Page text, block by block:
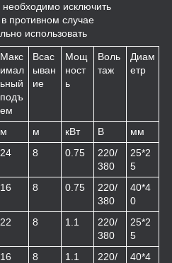
исключить
противном случае
использовать
Макс
имал
ьный
подъ
ем
Всас
ыван
ие
Мощ
ност
ь
Воль
таж
Диам
етр
м м кВт В
мм
24 8 0.75
220/
380
25*2
5
16 8 0.75
220/
380
40*4
0
22 8 1.1
220/
380
25*2
5
16 8 1.1
220/
40*4